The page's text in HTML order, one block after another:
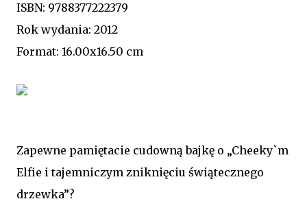
ISBN: 9788377222379
Rok wydania: 2012
Format: 16.00x16.50 cm
Zapewne pamiętacie cudowną bajkę o „Cheeky`m
Elfie i tajemniczym zniknięciu świątecznego
drzewka”?